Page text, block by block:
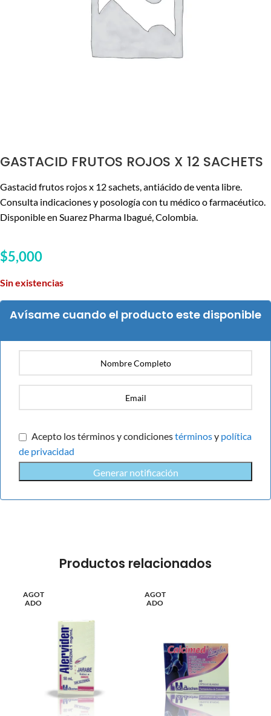
GASTACID FRUTOS ROJOS X 12 SACHETS
Gastacid frutos rojos x 12 sachets, antiácido de venta libre.
Consulta indicaciones y posología con tu médico o farmacéutico.
Disponible en Suarez Pharma Ibagué, Colombia.
$5,000
Sin existencias
Avísame cuando el producto este disponible
Acepto los términos y condicionestérminosy política
de privacidad
Generar notificación
Productos relacionados
AGOT
ADO
AGOT
ADO